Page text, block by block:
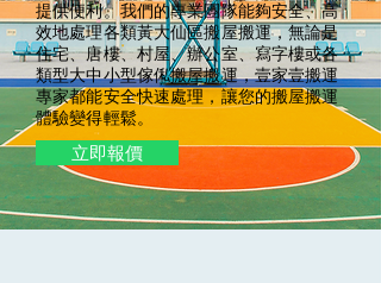
提供便利。我們的專業團隊能夠安全、高
效地處理各類黃大仙區搬屋搬運，無論是
住宅、唐樓、村屋、辦公室、寫字樓或各
類型大中小型傢俬搬屋搬運，壹家壹搬運
專家都能安全快速處理，讓您的搬屋搬運
體驗變得輕鬆。
立即報價